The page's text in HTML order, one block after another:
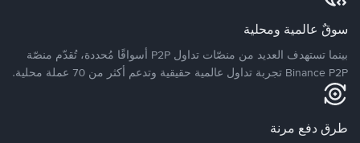
سوقٌ عالمية ومحلية
بينما تستهدف العديد من منصّات تداول P2P أسواقًا مُحددة، تُقدّم منصّة
Binance P2P تجربة تداول عالمية حقيقية وتدعم أكثر من 70 عملة محلية.
طرق دفع مرنة